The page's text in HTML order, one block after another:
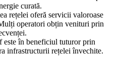
curată.
rețelei oferă servicii valoroase
operatori obțin venituri prin
este în beneficiul tuturor prin
infrastructurii rețelei învechite.